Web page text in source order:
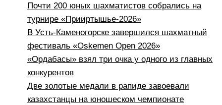
Почти 200 юных шахматистов собрались на
турнире «Прииртышье-2026»
В Усть-Каменогорске завершился шахматный
фестиваль «Oskemen Open 2026»
«Ордабасы» взял три очка у одного из главных
конкурентов
Две золотые медали в рапиде завоевали
казахстанцы на юношеском чемпионате